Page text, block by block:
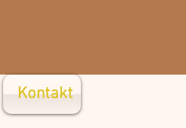
Kontakt